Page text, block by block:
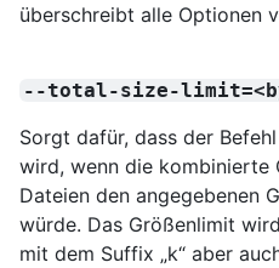
überschreibt alle Optionen
--total-size-
Sorgt dafür, dass der
wird, wenn die kombinierte
Dateien den angegebenen
würde. Das Größenlimit
mit dem Suffix „k“ aber